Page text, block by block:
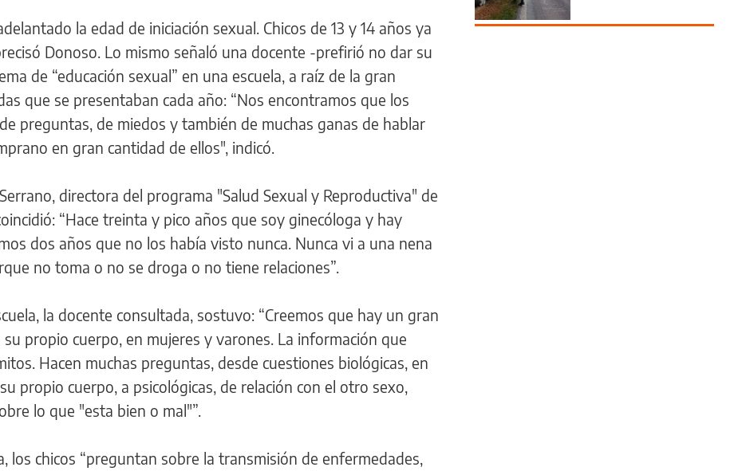
la edad de iniciación sexual. Chicos de 13 y 14 años ya
Donoso. Lo mismo señaló una docente -prefirió no dar su
de “educación sexual” en una escuela, a raíz de la gran
que se presentaban cada año: “Nos encontramos que los
preguntas, de miedos y también de muchas ganas de hablar
en gran cantidad de ellos", indicó.
directora del programa "Salud Sexual y Reproductiva" de
“Hace treinta y pico años que soy ginecóloga y hay
dos años que no los había visto nunca. Nunca vi a una nena
no toma o no se droga o no tiene relaciones”.
la docente consultada, sostuvo: “Creemos que hay un gran
propio cuerpo, en mujeres y varones. La información que
Hacen muchas preguntas, desde cuestiones biológicas, en
propio cuerpo, a psicológicas, de relación con el otro sexo,
lo que "esta bien o mal"”.
los chicos “preguntan sobre la transmisión de enfermedades,